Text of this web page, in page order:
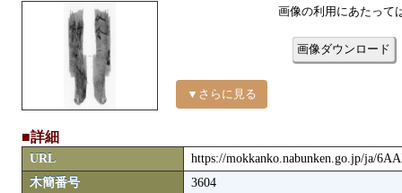
▼さらに見る
画像の利用にあたって
画像ダウンロード
■詳細
URL
https://mokkanko.nabunken.go.jp/ja/
木簡番号
3604